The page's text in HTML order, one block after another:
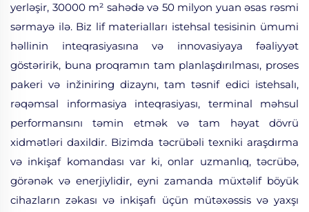
yerləşir, 30000 m² sahədə və 50 milyon yuan əsas rəsmi
sərmayə ilə. Biz lif materialları istehsal tesisinin ümumi
həllinin inteqrasiyasına və innovasiyaya fəaliyyət
göstəririk, buna proqramın tam planlaşdırılması, proses
pakeri və inžiniring dizaynı, tam təsnif edici istehsalı,
rəqəmsal informasiya inteqrasiyası, terminal məhsul
performansını təmin etmək və tam həyat dövrü
xidmətləri daxildir. Bizimda təcrübəli texniki araşdırma
və inkişaf komandası var ki, onlar uzmanlıq, təcrübə,
görənək və enerjiylidir, eyni zamanda müxtəlif böyük
cihazların zəkası və inkişafı üçün mütəxəssis və yaxşı